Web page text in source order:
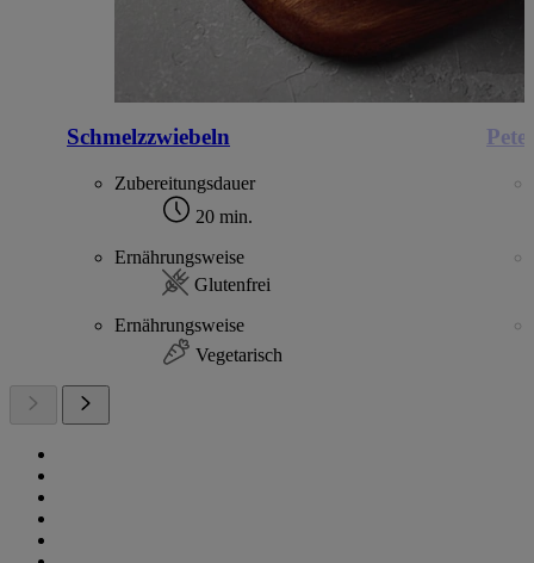
Schmelzzwiebeln
Zubereitungsdauer
20 min.
Ernährungsweise
Glutenfrei
Ernährungsweise
Vegetarisch